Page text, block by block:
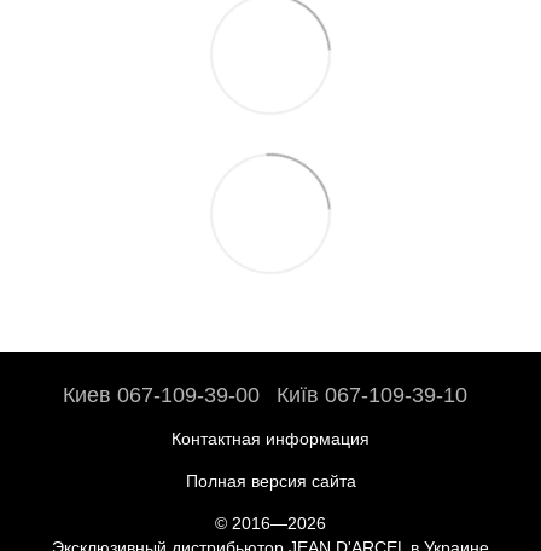
Киев 067-109-39-00 Київ 067-109-39-10
Контактная информация
Полная версия сайта
© 2016—2026
Эксклюзивный дистрибьютор JEAN D'ARCEL в Украине